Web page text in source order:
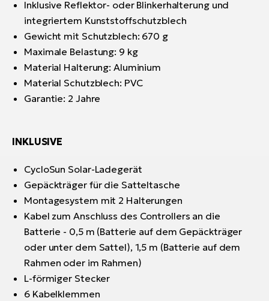
Inklusive Reflektor- oder Blinkerhalterung und
integriertem Kunststoffschutzblech
Gewicht mit Schutzblech: 670 g
Maximale Belastung: 9 kg
Material Halterung: Aluminium
Material Schutzblech: PVC
Garantie: 2 Jahre
INKLUSIVE
CycloSun Solar-Ladegerät
Gepäckträger für die Satteltasche
Montagesystem mit 2 Halterungen
Kabel zum Anschluss des Controllers an die
Batterie - 0,5 m (Batterie auf dem Gepäckträger
oder unter dem Sattel), 1,5 m (Batterie auf dem
Rahmen oder im Rahmen)
L-förmiger Stecker
6 Kabelklemmen